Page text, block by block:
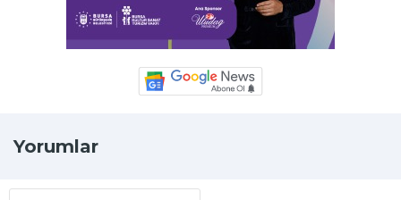
Yorumlar